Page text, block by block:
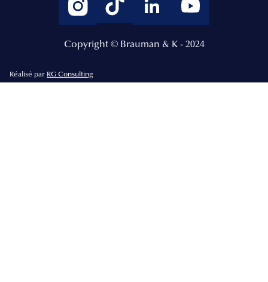
Copyright © Brauman & K - 2024
Réalisé par RG Consulting